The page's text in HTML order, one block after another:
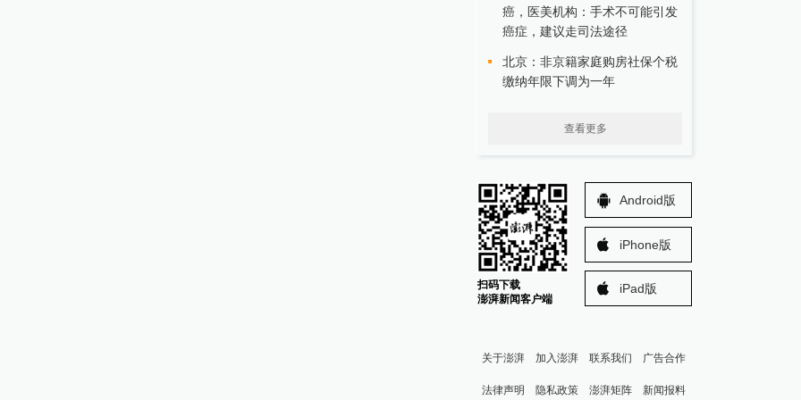
癌，医美机构：手术不可能引发
癌症，建议走司法途径
北京：非京籍家庭购房社保个税
缴纳年限下调为一年
查看更多
扫码下载
澎湃新闻客户端
Android版
iPhone版
iPad版
关于澎湃 加入澎湃 联系我们 广告合作
法律声明 隐私政策 澎湃矩阵 新闻报料